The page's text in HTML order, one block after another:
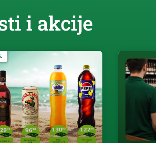
i akcije